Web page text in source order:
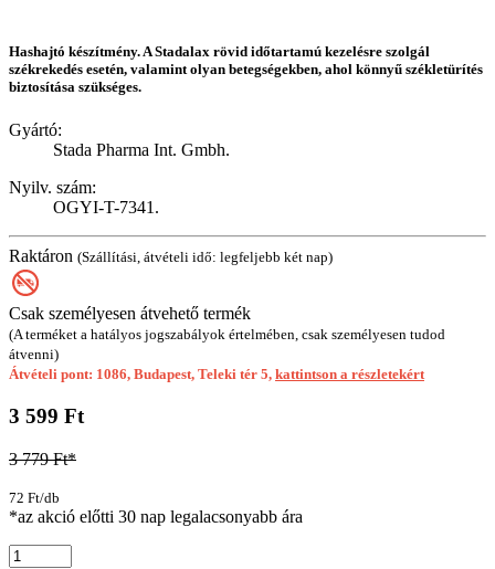
Hashajtó készítmény. A Stadalax rövid időtartamú kezelésre szolgál
székrekedés esetén, valamint olyan betegségekben, ahol könnyű székletürítés
biztosítása szükséges.
Gyártó:
Stada Pharma Int. Gmbh.
Nyilv. szám:
OGYI-T-7341.
Raktáron (Szállítási, átvételi idő: legfeljebb két nap)
Csak személyesen átvehető termék
(A terméket a hatályos jogszabályok értelmében, csak személyesen tudod
átvenni)
Átvételi pont: 1086, Budapest, Teleki tér 5, kattintson a részletekért
3 599 Ft
3 779 Ft*
72 Ft/db
*az akció előtti 30 nap legalacsonyabb ára